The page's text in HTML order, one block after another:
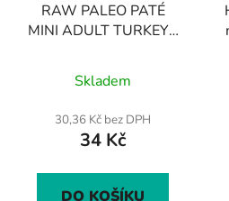
RAW PALEO PATÉ
MINI ADULT TURKEY -
pro dospělé psy 150 g
Skladem
30,36 Kč bez DPH
34 Kč
DO KOŠÍKU